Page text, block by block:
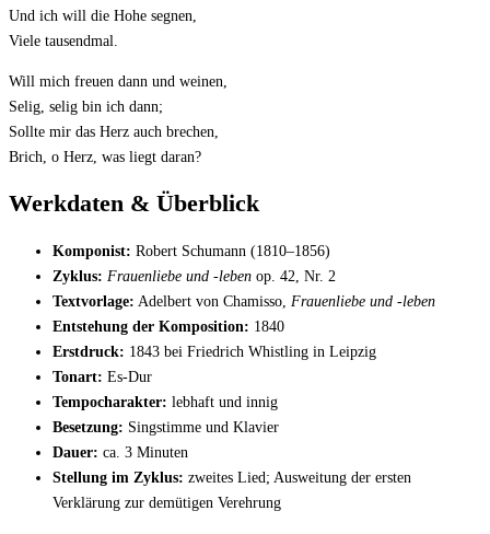
Und ich will die Hohe segnen,
Viele tausendmal.
Will mich freuen dann und weinen,
Selig, selig bin ich dann;
Sollte mir das Herz auch brechen,
Brich, o Herz, was liegt daran?
Werkdaten & Überblick
Komponist: Robert Schumann (1810–1856)
Zyklus: Frauenliebe und -leben op. 42, Nr. 2
Textvorlage: Adelbert von Chamisso, Frauenliebe und -leben
Entstehung der Komposition: 1840
Erstdruck: 1843 bei Friedrich Whistling in Leipzig
Tonart: Es-Dur
Tempocharakter: lebhaft und innig
Besetzung: Singstimme und Klavier
Dauer: ca. 3 Minuten
Stellung im Zyklus: zweites Lied; Ausweitung der ersten
Verklärung zur demütigen Verehrung